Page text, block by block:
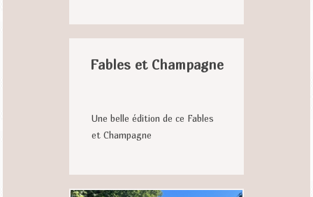
Fables et Champagne
Une belle édition de ce Fables
et Champagne